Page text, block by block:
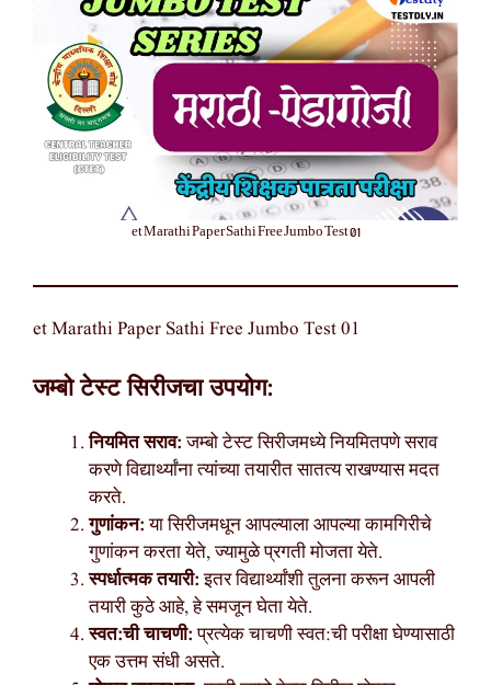
et Marathi Paper Sathi Free Jumbo Test 01
et Marathi Paper Sathi Free Jumbo Test 01
जम्बो टेस्ट सिरीजचा उपयोग:
नियमित सराव:जम्बो टेस्ट सिरीजमध्ये नियमितपणे सराव
करणे विद्यार्थ्यांना त्यांच्या तयारीत सातत्य राखण्यास मदत
करते.
गुणांकन:या सिरीजमधून आपल्याला आपल्या कामगिरीचे
गुणांकन करता येते, ज्यामुळे प्रगती मोजता येते.
स्पर्धात्मक तयारी:इतर विद्यार्थ्यांशी तुलना करून आपली
तयारी कुठे आहे, हे समजून घेता येते.
स्वत:ची चाचणी:प्रत्येक चाचणी स्वत:ची परीक्षा घेण्यासाठी
एक उत्तम संधी असते.